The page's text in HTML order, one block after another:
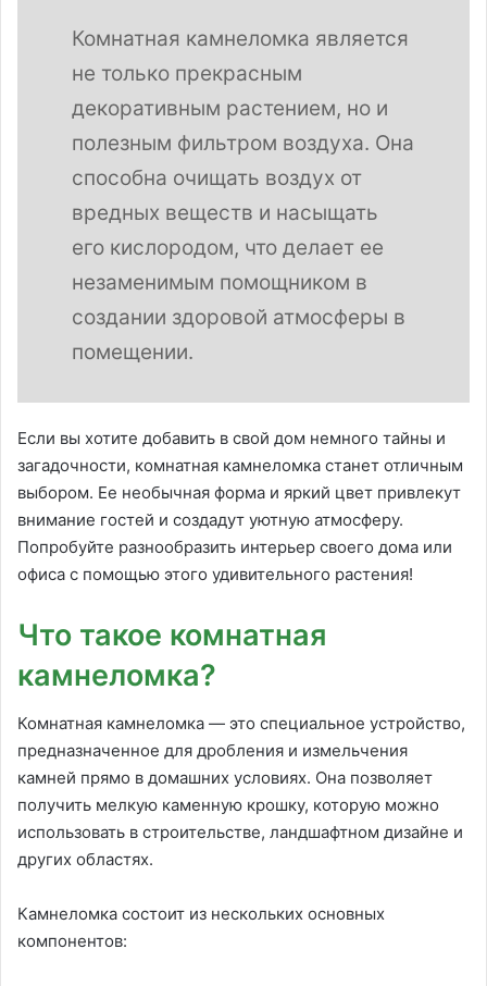
Комнатная камнеломка является
не только прекрасным
декоративным растением, но и
полезным фильтром воздуха. Она
способна очищать воздух от
вредных веществ и насыщать
его кислородом, что делает ее
незаменимым помощником в
создании здоровой атмосферы в
помещении.
Если вы хотите добавить в свой дом немного тайны и
загадочности, комнатная камнеломка станет отличным
выбором. Ее необычная форма и яркий цвет привлекут
внимание гостей и создадут уютную атмосферу.
Попробуйте разнообразить интерьер своего дома или
офиса с помощью этого удивительного растения!
Что такое комнатная
камнеломка?
Комнатная камнеломка — это специальное устройство,
предназначенное для дробления и измельчения
камней прямо в домашних условиях. Она позволяет
получить мелкую каменную крошку, которую можно
использовать в строительстве, ландшафтном дизайне и
других областях.
Камнеломка состоит из нескольких основных
компонентов: